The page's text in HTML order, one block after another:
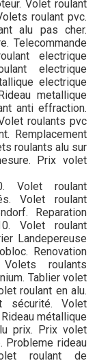
Volet roulant
roulant pvc.
alu pas cher.
Telecommande
electrique
electrique
electrique
metallique
anti effraction.
roulants pvc
Remplacement
roulants alu sur
Prix volet
Volet roulant
Volet roulant
Reparation
Volet roulant
Landepereuse
Renovation
roulants
Tablier volet
roulant en alu.
sécurité. Volet
métallique
prix. Prix volet
Probleme rideau
roulant de